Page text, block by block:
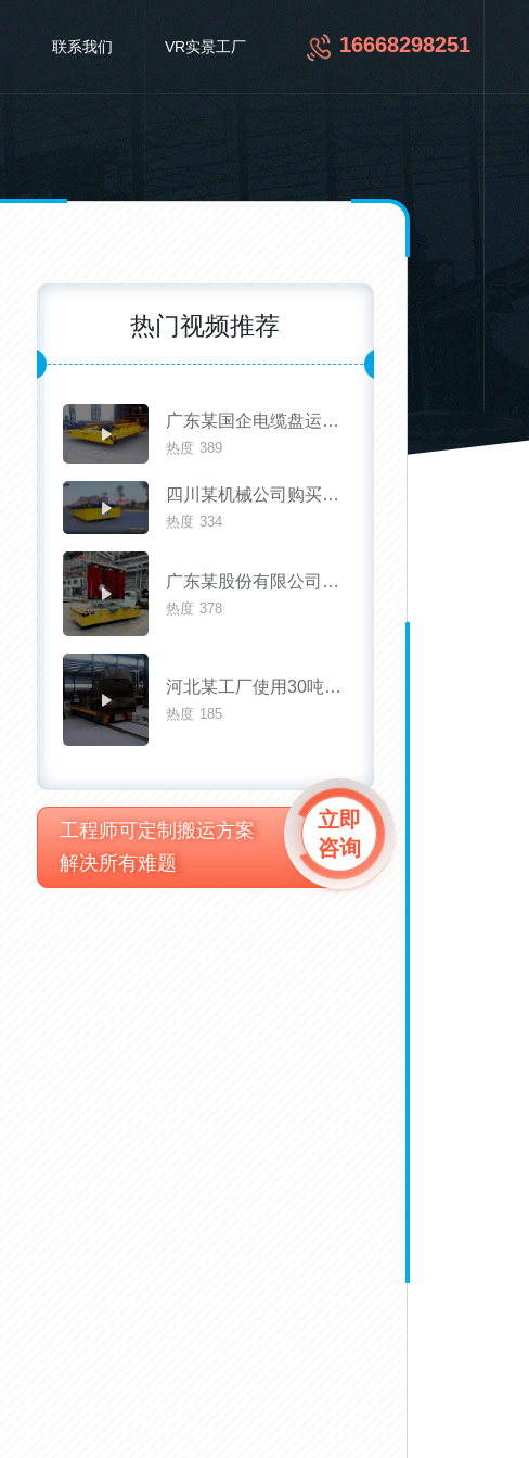
联系我们 VR实景工厂 16668298251
热门视频推荐
广东某国企电缆盘运输滚轴输送轨道运输车
热度 389
四川某机械公司购买使用30吨液压升降无轨道车
热度 334
广东某股份有限公司使用20吨无轨地平车运输变压器
热度 378
河北某工厂使用30吨电动轨道运输车的现场
热度 185
工程师可定制搬运方案
解决所有难题
立即
咨询